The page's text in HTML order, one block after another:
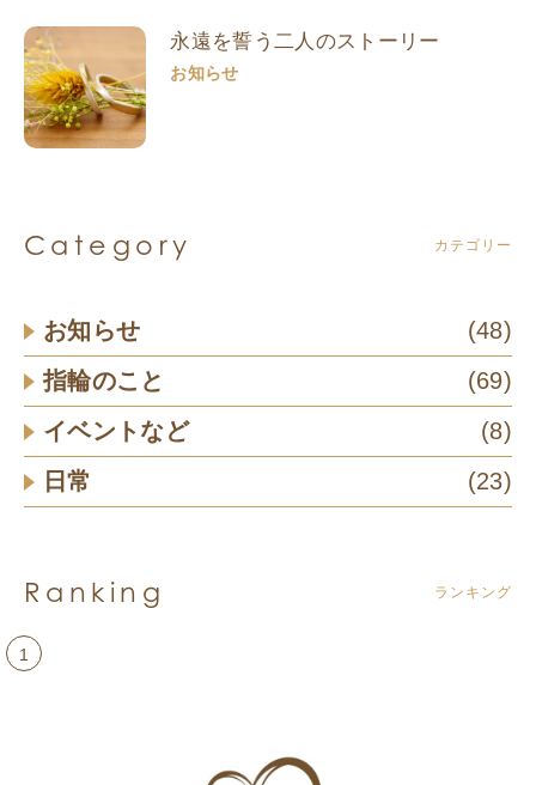
永遠を誓う二人のストーリー
お知らせ
Category カテゴリー
お知らせ
(48)
指輪のこと
(69)
イベントなど
(8)
日常
(23)
Ranking ランキング
1